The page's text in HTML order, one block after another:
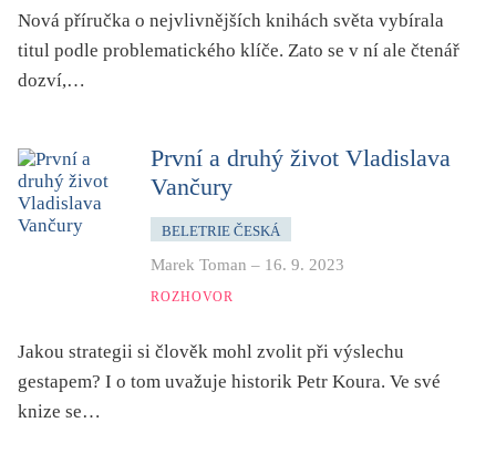
Nová příručka o nejvlivnějších knihách světa vybírala
titul podle problematického klíče. Zato se v ní ale čtenář
dozví,…
První a druhý život Vladislava
Vančury
BELETRIE ČESKÁ
Marek Toman – 16. 9. 2023
ROZHOVOR
Jakou strategii si člověk mohl zvolit při výslechu
gestapem? I o tom uvažuje historik Petr Koura. Ve své
knize se…